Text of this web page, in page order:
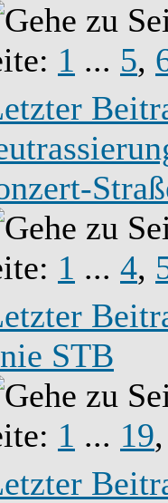
1 ... 5,
1 ... 4,
STB
1 ... 19,